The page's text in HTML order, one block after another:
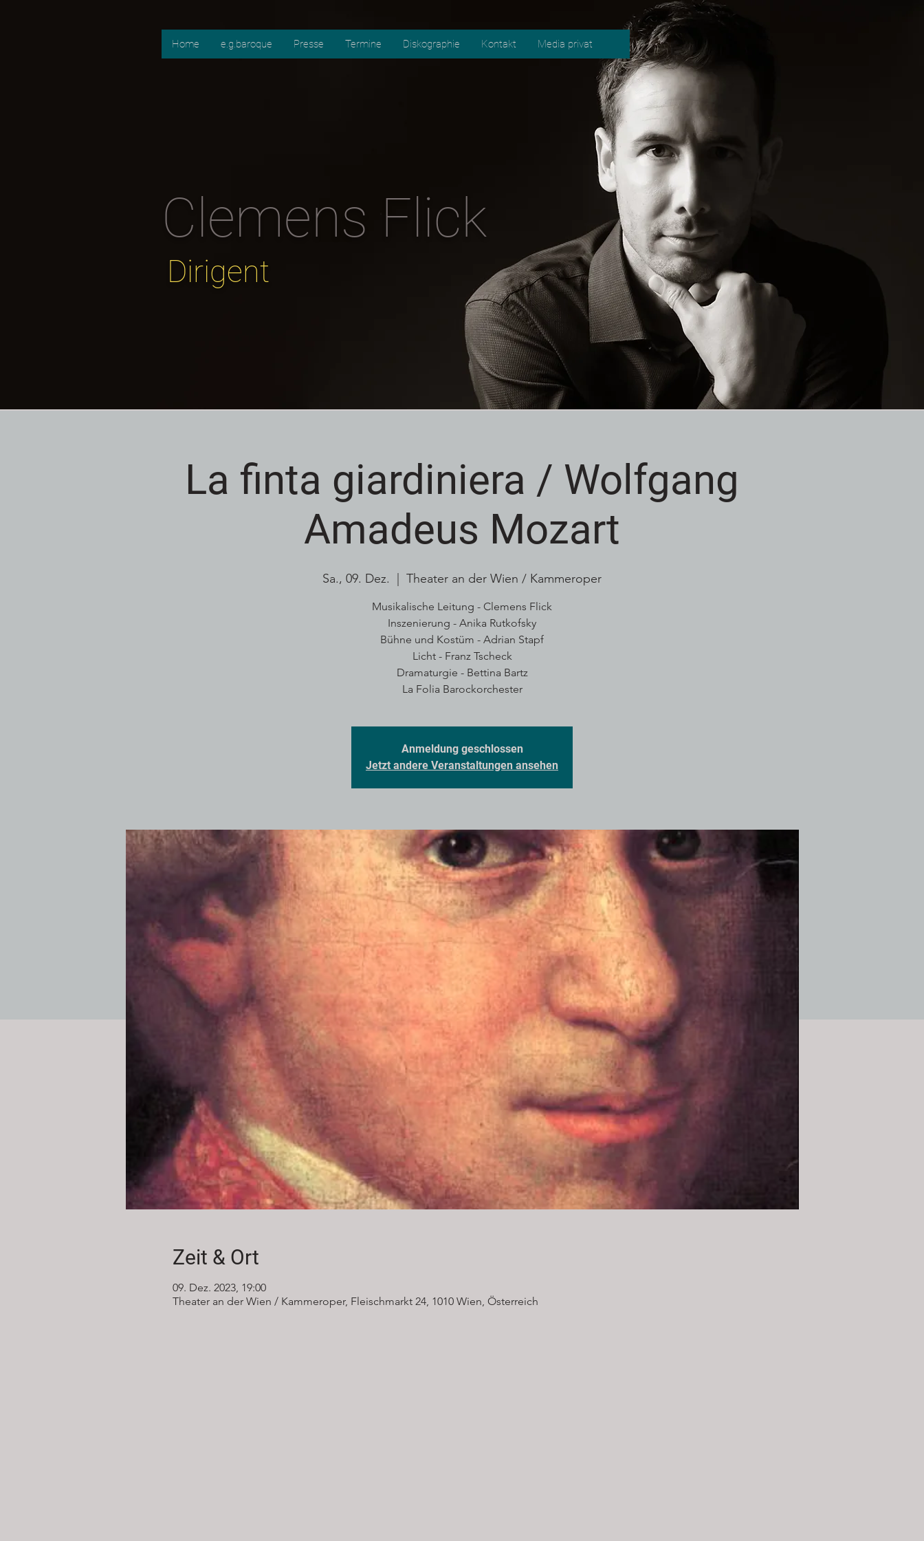
Clemens Flick
Dirigent
Home e.g.baroque Presse Termine Diskographie Kontakt Media privat
La finta giardiniera / Wolfgang
Amadeus Mozart
Sa., 09. Dez. Theater an der Wien / Kammeroper
Musikalische Leitung - Clemens Flick
Inszenierung - Anika Rutkofsky
Bühne und Kostüm - Adrian Stapf
Licht - Franz Tscheck
Dramaturgie - Bettina Bartz
La Folia Barockorchester
Anmeldung geschlossen
Jetzt andere Veranstaltungen ansehen
Zeit & Ort
09. Dez. 2023, 19:00
Theater an der Wien / Kammeroper, Fleischmarkt 24, 1010 Wien, Österreich